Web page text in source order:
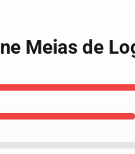
Meias de